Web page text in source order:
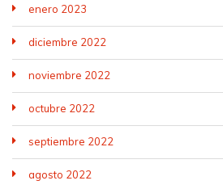
enero 2023
diciembre 2022
noviembre 2022
octubre 2022
septiembre 2022
agosto 2022